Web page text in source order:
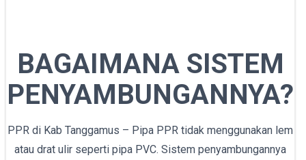
BAGAIMANA SISTEM
PENYAMBUNGANNYA?
PPR di Kab Tanggamus – Pipa PPR tidak menggunakan lem
atau drat ulir seperti pipa PVC. Sistem penyambungannya